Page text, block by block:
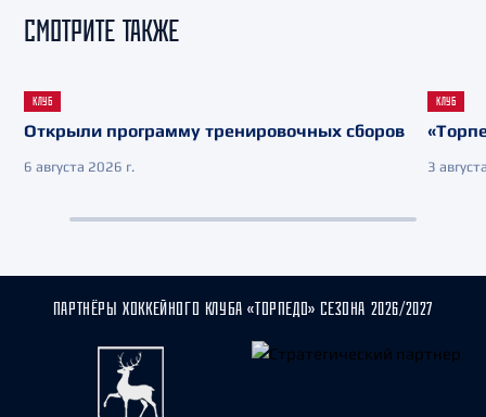
СМОТРИТЕ ТАКЖЕ
КЛУБ
Открыли программу тренировочных сборов
6 августа 2026 г.
КЛУБ
3
ПАРТНЁРЫ ХОККЕЙНОГО КЛУБА «ТОРПЕДО» СЕЗОНА 2026/2027